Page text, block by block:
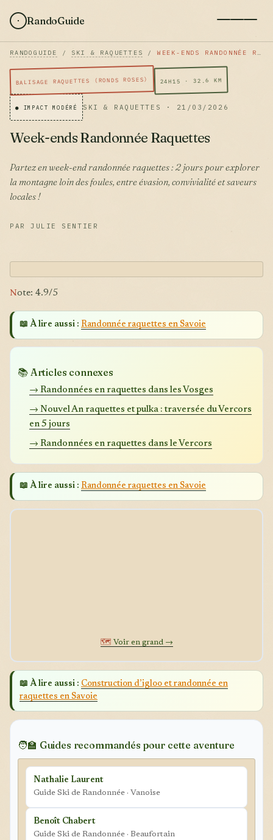
RandoGuide
RANDOGUIDE / SKI & RAQUETTES / WEEK-ENDS RANDONNÉE RAQUETTES
BALISAGE RAQUETTES (RONDS ROSES) 24H15 · 32.6 KM
● IMPACT MODÉRÉ SKI & RAQUETTES · 21/03/2026
Week-ends Randonnée Raquettes
Partez en week-end randonnée raquettes : 2 jours pour explorer
la montagne loin des foules, entre évasion, convivialité et saveurs
locales !
PAR JULIE SENTIER
Note: 4.9/5
📖 À lire aussi : Randonnée raquettes en Savoie
📚 Articles connexes
→ Randonnées en raquettes dans les Vosges
→ Nouvel An raquettes et pulka : traversée du Vercors
en 5 jours
→ Randonnées en raquettes dans le Vercors
📖 À lire aussi : Randonnée raquettes en Savoie
🗺️ Voir en grand →
📖 À lire aussi : Construction d’igloo et randonnée en
raquettes en Savoie
🧑‍🏫 Guides recommandés pour cette aventure
Nathalie Laurent
Guide Ski de Randonnée · Vanoise
Benoît Chabert
Guide Ski de Randonnée · Beaufortain